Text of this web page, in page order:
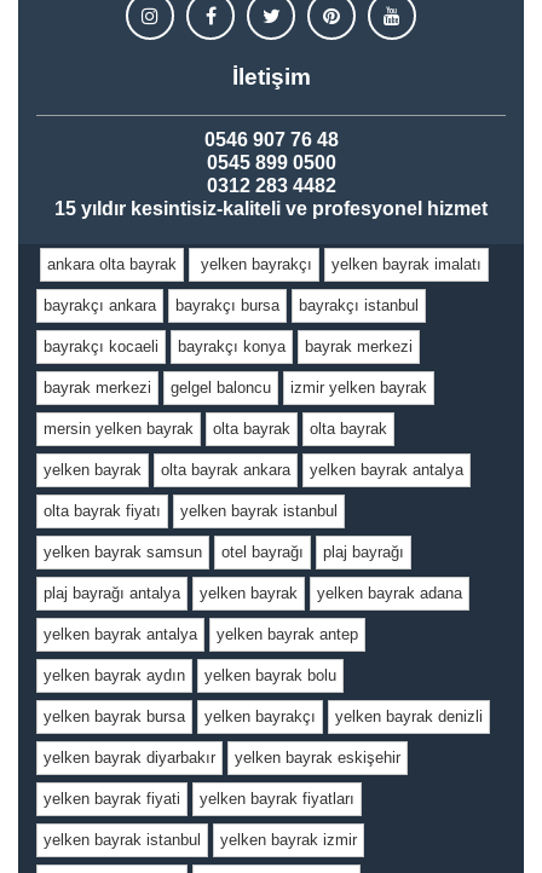
İletişim
0546 907 76 48
0545 899 0500
0312 283 4482
15 yıldır kesintisiz-kaliteli ve profesyonel hizmet
ankara olta bayrak yelken bayrakçı yelken bayrak imalatı
bayrakçı ankara bayrakçı bursa bayrakçı istanbul
bayrakçı kocaeli bayrakçı konya bayrak merkezi
bayrak merkezi gelgel baloncu izmir yelken bayrak
mersin yelken bayrak olta bayrak olta bayrak
yelken bayrak olta bayrak ankara yelken bayrak antalya
olta bayrak fiyatı yelken bayrak istanbul
yelken bayrak samsun otel bayrağı plaj bayrağı
plaj bayrağı antalya yelken bayrak yelken bayrak adana
yelken bayrak antalya yelken bayrak antep
yelken bayrak aydın yelken bayrak bolu
yelken bayrak bursa yelken bayrakçı yelken bayrak denizli
yelken bayrak diyarbakır yelken bayrak eskişehir
yelken bayrak fiyati yelken bayrak fiyatları
yelken bayrak istanbul yelken bayrak izmir